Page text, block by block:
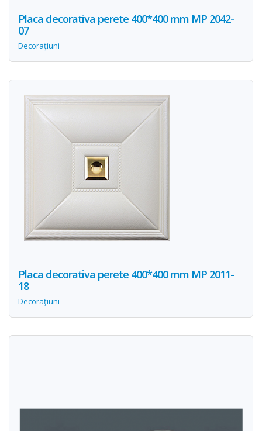
Placa decorativa perete 400*400 mm MP 2042-
07
Decoraţiuni
Placa decorativa perete 400*400 mm MP 2011-
18
Decoraţiuni